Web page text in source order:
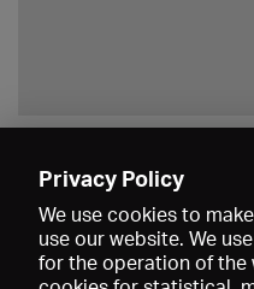
Privacy Policy
We use cookies to
use our website. We
for the operation of the